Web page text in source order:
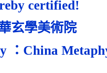
certified!
玄學美術院
： China